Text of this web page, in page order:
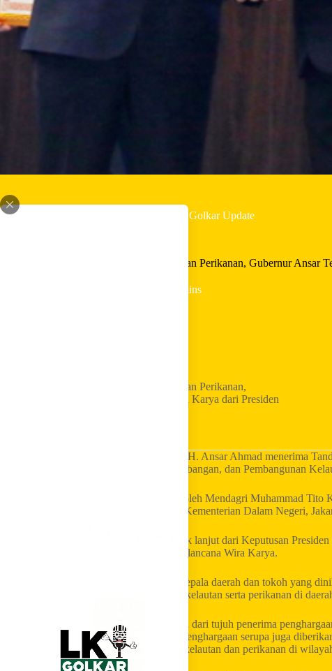
Golkar Update
Berkontribusi Nyata di Bidang Kelautan dan Perikanan, Gubernur Ansar
2 mins
Berkontribusi Nyata di Bidang Kelautan dan Perikanan,
Gubernur Ansar Terima Satyalancana Wira Karya dari Presiden
– Gubernur Kepulauan Riau H. Ansar Ahmad menerima
Pemerintahan dalam Pengelolaan, Pengembangan, dan Pembangunan
Penghargaan tersebut diberikan langsung oleh Mendagri Muhammad
Tahun 2026 yang digelar di Plaza Kantor Kementerian Dalam Negeri,
Penganugerahan tersebut merupakan tindak lanjut dari Keputusan
Penganugerahan Tanda Kehormatan Satyalancana Wira Karya.
Penghargaan diberikan kepada sejumlah kepala daerah dan tokoh yang
pengembangan, dan pembangunan sektor kelautan serta perikanan di
Gubernur Ansar Ahmad menjadi salah satu dari tujuh penerima
pusat. Selain Gubernur Kepulauan Riau, penghargaan serupa juga
berhasil mendorong pembangunan sektor kelautan dan perikanan di